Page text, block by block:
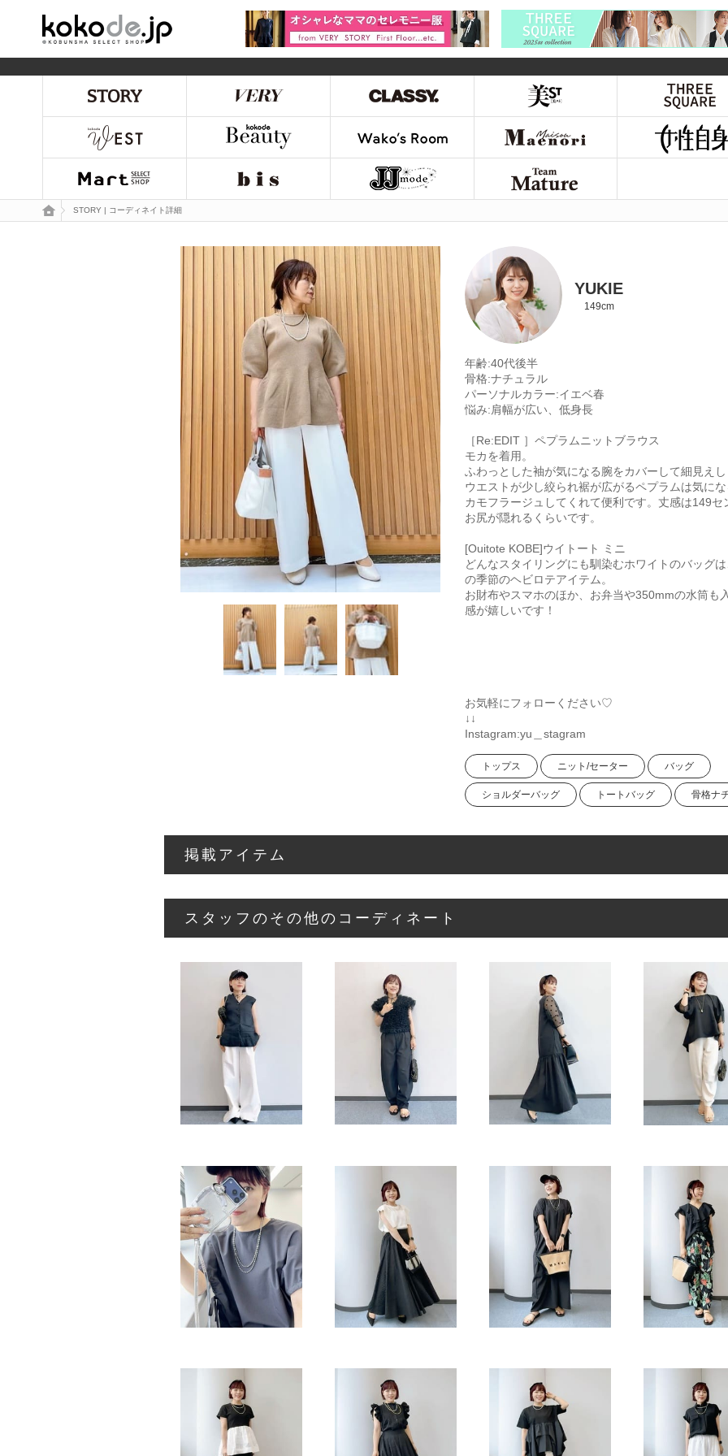
トップページ
STORY | コーディネイト詳細
YUKIE
149cm
年齢:40代後半
骨格:ナチュラル
パーソナルカラー:イエベ春
悩み:肩幅が広い、低身長
［Re:EDIT ］ペプラムニットブラウス
モカを着用。
ふわっとした袖が気になる腕をカバーして細見え
ウエストが少し絞られ裾が広がるペプラムは気に
カモフラージュしてくれて便利です。丈感は149セ
お尻が隠れるくらいです。
[Ouitote KOBE]ウイトート ミニ
どんなスタイリングにも馴染むホワイトのバッグ
の季節のヘビロテアイテム。
お財布やスマホのほか、お弁当や350mmの水筒も
感が嬉しいです！
お気軽にフォローください♡
↓↓
Instagram:yu＿stagram
トップス ニット/セーター バッグ
ショルダーバッグ トートバッグ 骨格ナ
掲載アイテム
スタッフのその他のコーディネート